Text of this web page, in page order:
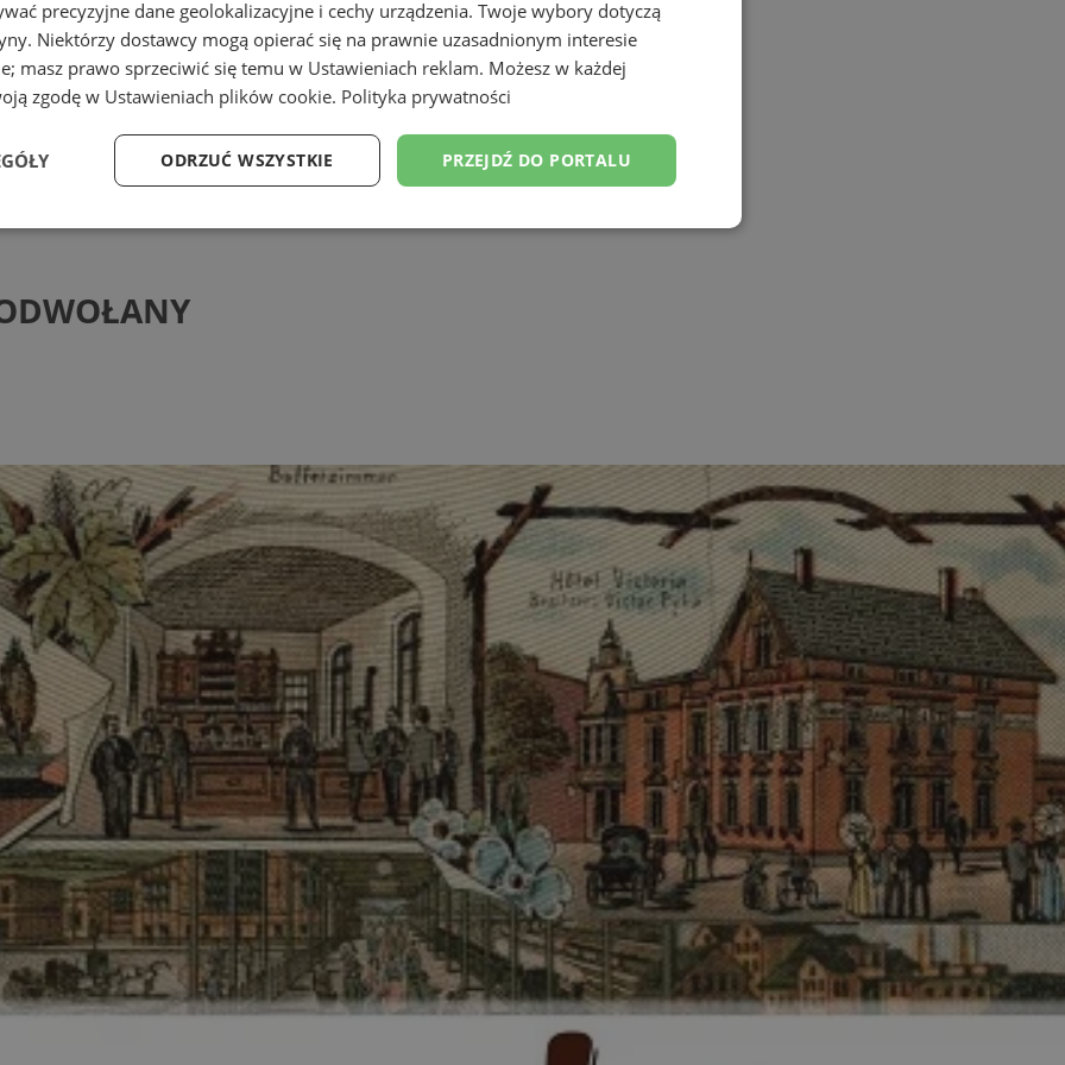
precyzyjne dane geolokalizacyjne i cechy urządzenia. Twoje wybory dotyczą
Niektórzy dostawcy mogą opierać się na prawnie uzasadnionym interesie
masz prawo sprzeciwić się temu w Ustawieniach reklam. Możesz w każdej
zgodę w Ustawieniach plików cookie. Polityka prywatności
PRZEJDŹ DO PORTALU
ODRZUĆ WSZYSTKIE
Wydajność Targetowanie Funkcjonalność Niesklasyfikowane
niezbędnych plików cookie nie można prawidłowo korzystać ze strony internetowej.
Provider/
Domena
przechowywania
rudaslaska.com.pl 1 rok
Ten plik cookie przechowuje identyfikator sesji.
rudaslaska.com.pl 1 rok
Ten plik cookie przechowuje identyfikator sesji.
rudaslaska.com.pl
Ten plik cookie przechowuje identyfikator sesji.
.tiktok.com 1 tydzień 3 dni
Ten plik cookie jest używany do celów
uwierzytelniania i bezpieczeństwa, zapewniając, że
użytkownicy pozostają zalogowani, a ich dane są
zabezpieczone, jak poruszać się przez witrynę
internetową lub interakcji z jej usług.
Cloudflare Inc.
.x.com
30 minut
Ten plik cookie służy do rozróżniania ludzi i botów.
Jest to korzystne dla strony internetowej, ponieważ
umożliwia tworzenie ważnych raportów na temat
korzystania z jej witryny internetowej.
Cloudflare Inc.
.twitter.com
29 minut 59
sekund
Ten plik cookie służy do rozróżniania ludzi i botów.
Jest to korzystne dla strony internetowej, ponieważ
umożliwia tworzenie ważnych raportów na temat
korzystania z jej witryny internetowej.
YouTube
.youtube.com
5 miesięcy 4
tygodnie
Ten plik cookie jest używany do przechowywania
zgody użytkownika i wyboru prywatności dla ich
interakcji z witryną. Rejestruje dane dotyczące
zgody odwiedzającego na różne polityki i
ustawienia prywatności, zapewniając, że ich
preferencje zostaną uhonorowane w przyszłych
Ten plik cookie jest używany przez usługę Cookie-
Polityce prywatności Google